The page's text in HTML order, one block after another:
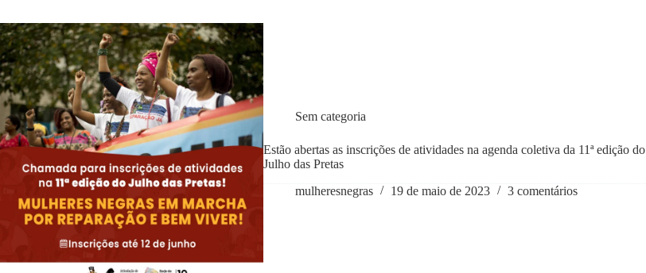
Sem categoria
Estão abertas as inscrições de atividades na agenda coletiva da 11ª edição do
Julho das Pretas
mulheresnegras
19 de maio de 2023 3 comentários